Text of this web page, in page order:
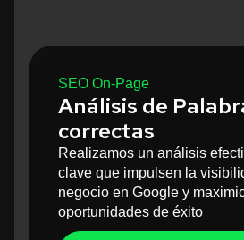
SEO On-Page
Análisis de
correctas
Realizamos un análisis
clave que impulsen la
negocio en Google y
oportunidades de éxito